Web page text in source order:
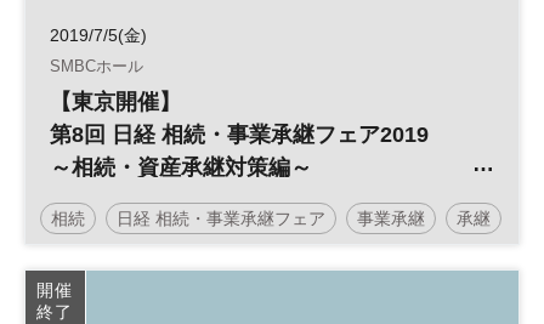
2019/7/5(金)
SMBCホール
【東京開催】
第8回 日経 相続・事業承継フェア2019
～相続・資産承継対策編～
相続 日経 相続・事業承継フェア 事業承継 承継
事業
資産
開催
終了